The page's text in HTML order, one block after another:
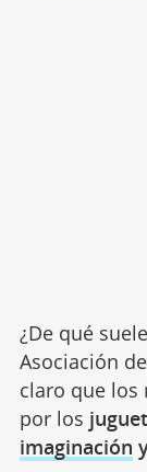
¿De qué
Asociación
claro que los
por los
imaginación